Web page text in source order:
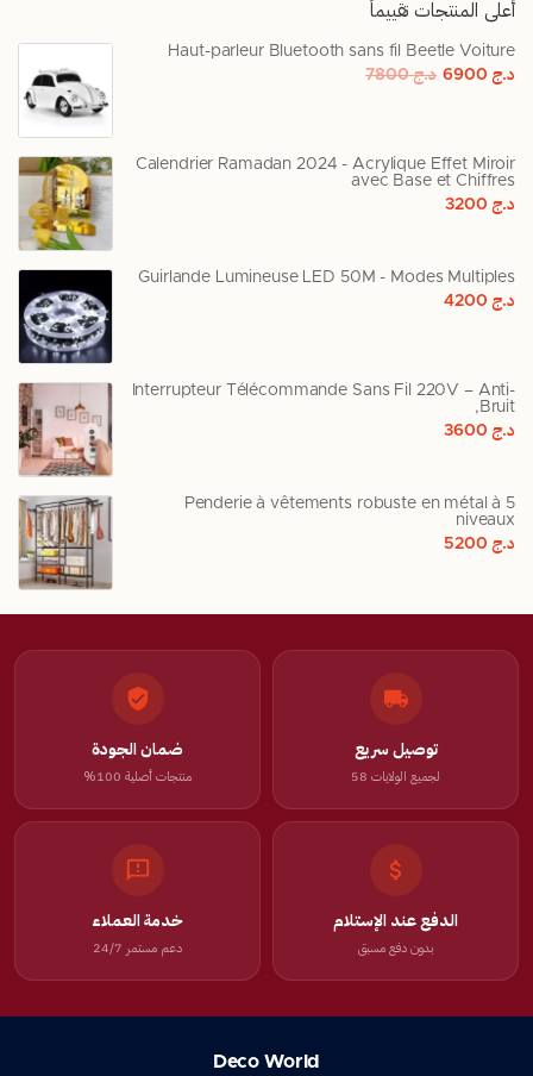
أعلى المنتجات تقييماً
Haut-parleur Bluetooth sans fil Beetle Voiture
د.ج6900 د.ج7800
Calendrier Ramadan 2024 - Acrylique Effet Miroir
avec Base et Chiffres
د.ج3200
Guirlande Lumineuse LED 50M - Modes Multiples
د.ج4200
Interrupteur Télécommande Sans Fil 220V – Anti-
Bruit,
د.ج3600
Penderie à vêtements robuste en métal à 5
niveaux
د.ج5200
توصيل سريع
لجميع الولايات 58
ضمان الجودة
منتجات أصلية 100%
الدفع عند الإستلام
بدون دفع مسبق
خدمة العملاء
دعم مستمر 24/7
Deco World